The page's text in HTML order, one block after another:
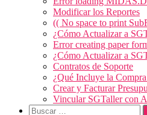
Modificar los Reportes
(( No space to print
¿Cómo Actualizar a
Error creating paper
¿Cómo Actualizar a
Contratos de Soporte
¿Qué Incluye la
Crear y Facturar
Vincular SGTaller con
Buscar: